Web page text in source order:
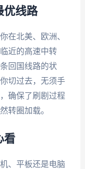
优线路
在北美、欧洲、
近的高速中转
回国线路的状
切过去，无须手
确保了刷剧过程
转圈加载。
看
、平板还是电脑